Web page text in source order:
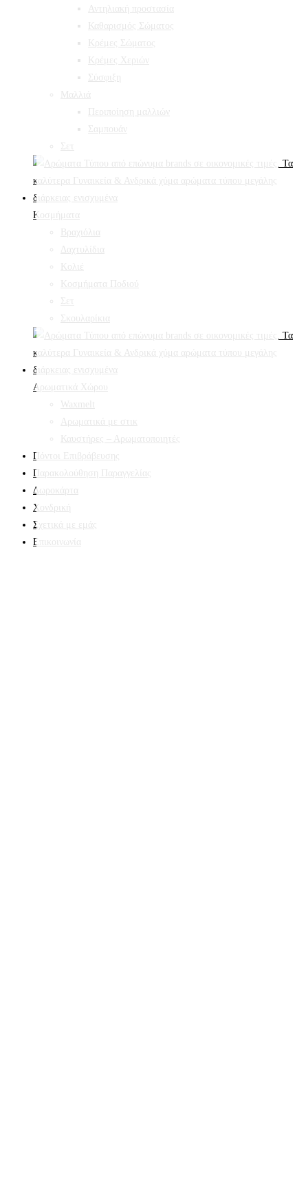
Αντηλιακή προστασία
Καθαρισμός Σώματος
Κρέμες Σώματος
Κρέμες Χεριών
Σύσφιξη
Mαλλιά
Περιποίηση μαλλιών
Σαμπουάν
Σετ
Κοσμήματα
Βραχιόλια
Δαχτυλίδια
Κολιέ
Κοσμήματα Ποδιού
Σετ
Σκουλαρίκια
Αρωματικά Χώρου
Waxmelt
Αρωματικά με στικ
Καυστήρες – Αρωματοποιητές
Πόντοι Επιβράβευσης
Παρακολούθηση Παραγγελίας
Δωροκάρτα
Χονδρική
Σχετικά με εμάς
Επικοινωνία